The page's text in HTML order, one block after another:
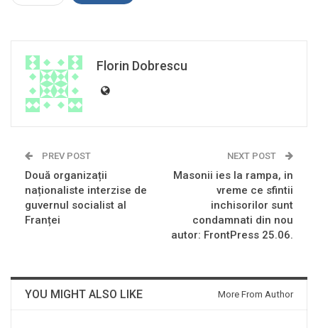
Florin Dobrescu
PREV POST
Două organizații
naționaliste interzise de
guvernul socialist al
Franței
NEXT POST
Masonii ies la rampa, in
vreme ce sfintii
inchisorilor sunt
condamnati din nou
autor: FrontPress 25.06.
YOU MIGHT ALSO LIKE More From Author